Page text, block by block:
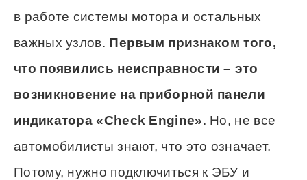
в работе системы мотора и остальных
важных узлов. Первым признаком того,
что появились неисправности – это
возникновение на приборной панели
индикатора «Check Engine». Но, не все
автомобилисты знают, что это означает.
Потому, нужно подключиться к ЭБУ и